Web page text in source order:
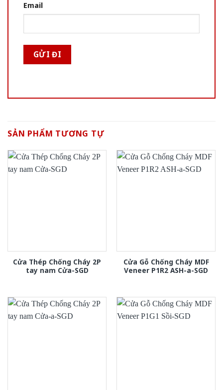
Email
SẢN PHẨM TƯƠNG TỰ
Cửa Thép Chống Cháy 2P
tay nam Cửa-SGD
Cửa Gỗ Chống Cháy MDF
Veneer P1R2 ASH-a-SGD